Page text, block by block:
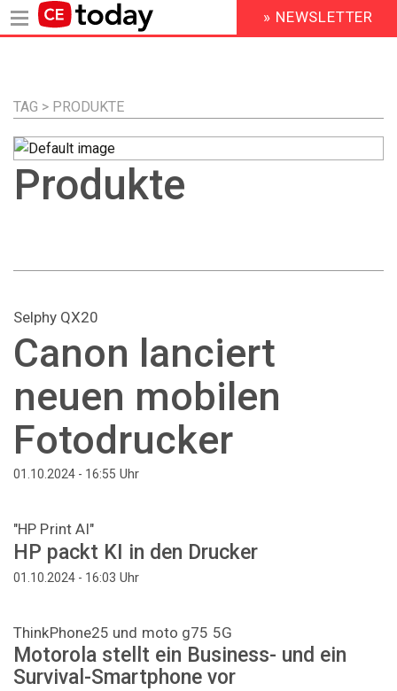
Inhalt
HEADER
MENU
» NEWSLETTER
TAG > PRODUKTE
Produkte
Selphy QX20
Canon lanciert
neuen mobilen
Fotodrucker
01.10.2024 - 16:55 Uhr
"HP Print AI"
HP packt KI in den Drucker
01.10.2024 - 16:03 Uhr
ThinkPhone25 und moto g75 5G
Motorola stellt ein Business- und ein
Survival-Smartphone vor